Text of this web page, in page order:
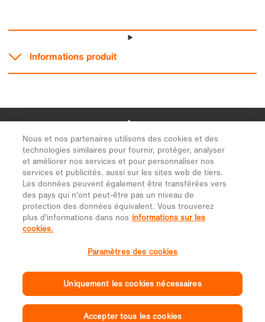
Nous et nos partenaires utilisons des cookies et des
technologies similaires pour fournir, protéger, analyser
et améliorer nos services et pour personnaliser nos
services et publicités, aussi sur les sites web de tiers.
Les données peuvent également être transférées vers
des pays qui n'ont peut-être pas un niveau de
protection des données équivalent. Vous trouverez
plus d'informations dans nos informations sur les
cookies.
Paramètres des cookies
Uniquement les cookies nécessaires
Accepter tous les cookies